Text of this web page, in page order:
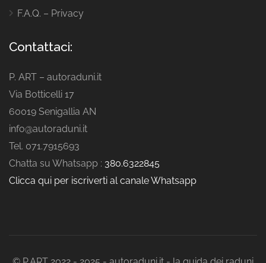
F.A.Q. – Privacy
Contattaci:
P. ART – autoraduni.it
Via Botticelli 17
60019 Senigallia AN
info@autoraduni.it
Tel. 071.7915693
Chatta su Whatsapp : 380.6322845
Clicca qui per iscriverti al canale Whatsapp